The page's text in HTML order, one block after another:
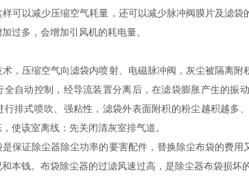
可以减少压缩空气耗量，还可以减少脉冲阀膜片及滤
过多，会增加引风机的耗电量。
，压缩空气向滤袋内喷射、电磁脉冲阀，灰尘被隔离
自动控制，经导流装置分离后，在滤袋膨胀产生的振
行排式喷吹、强粘性，滤袋外表面附积的粉尘越积越多
使该室离线：先关闭清灰室排气道。
保证除尘器除尘功率的要害配件，替换除尘布袋的费
本钱。布袋除尘器的过滤风速过高，是除尘器布袋损坏